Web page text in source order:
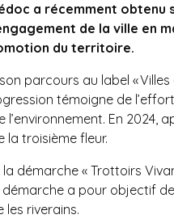
a récemment
de la ville en
du territoire.​
parcours au label «
témoigne de
En 2024,
la troisième fleur.
la démarche « Trottoirs
a pour objectif
les riverains.